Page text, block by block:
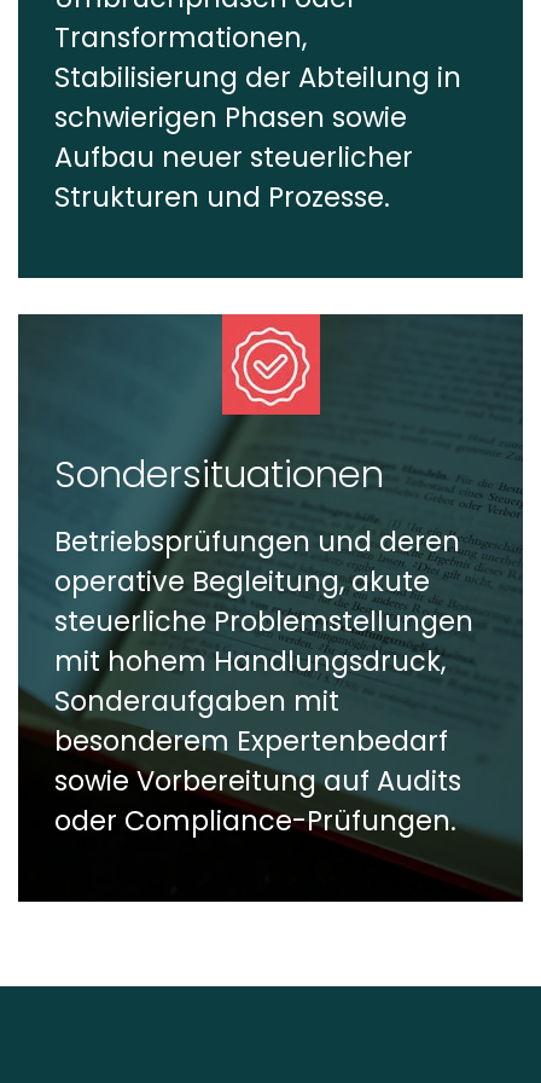
Transformationen,
Stabilisierung der Abteilung in
schwierigen Phasen sowie
Aufbau neuer steuerlicher
Strukturen und Prozesse.
Sondersituationen
Betriebsprüfungen und deren
operative Begleitung, akute
steuerliche Problemstellungen
mit hohem Handlungsdruck,
Sonderaufgaben mit
besonderem Expertenbedarf
sowie Vorbereitung auf Audits
oder Compliance-Prüfungen.